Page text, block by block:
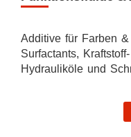
Additive für Farben
Surfactants,
Hydrauliköle und